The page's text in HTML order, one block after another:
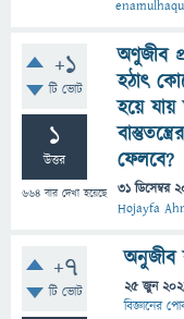
+1
টি ভোট
1
উত্তর
664 বার দেখা হয়েছে
অণুজীব
হঠাৎ
হয়ে
ফেলবে?
31 ডিসেম্বর
Hojayfa
+7
টি ভোট
অনুজীব
25 জুন
বিজ্ঞানের